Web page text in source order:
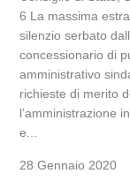
6 La massima
silenzio serbato
concessionario di
amministrativo
richieste di merito
l’amministrazione
e...
28 Gennaio 2020